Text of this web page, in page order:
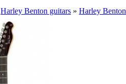
Harley Benton guitars » Harley